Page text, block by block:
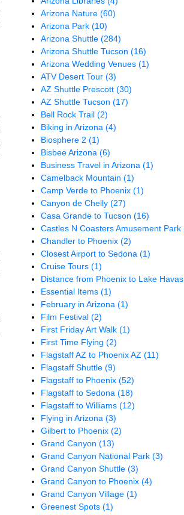
Arizona Nature(60)
Arizona Park(10)
Arizona Shuttle(284)
Arizona Shuttle Tucson(16)
Arizona Wedding Venues(1)
ATV Desert Tour(3)
AZ Shuttle Prescott(30)
AZ Shuttle Tucson(17)
Bell Rock Trail(2)
Biking in Arizona(4)
Biosphere 2(1)
Bisbee Arizona(6)
Business Travel in Arizona(1)
Camelback Mountain(1)
Camp Verde to Phoenix(1)
Canyon de Chelly(27)
Casa Grande to Tucson(16)
Castles N Coasters Amusement Park
Chandler to Phoenix(2)
Closest Airport to Sedona(1)
Cruise Tours(1)
Distance from Phoenix to Lake
Essential Items(1)
February in Arizona(1)
Film Festival(2)
First Friday Art Walk(1)
First Time Flying(2)
Flagstaff AZ to Phoenix AZ(11)
Flagstaff Shuttle(9)
Flagstaff to Phoenix(52)
Flagstaff to Sedona(18)
Flagstaff to Williams(12)
Flying in Arizona(3)
Gilbert to Phoenix(2)
Grand Canyon(13)
Grand Canyon National Park(3)
Grand Canyon Shuttle(3)
Grand Canyon to Phoenix(4)
Grand Canyon Village(1)
Greenest Spots(1)